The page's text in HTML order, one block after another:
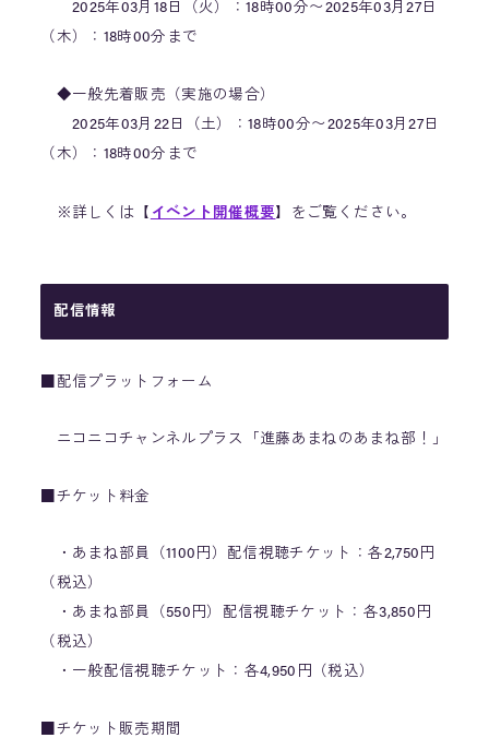
2025年03月18日（火）：18時00分〜2025年03月27日
（木）：18時00分まで
◆一般先着販売（実施の場合）
2025年03月22日（土）：18時00分〜2025年03月27日
（木）：18時00分まで
※詳しくは【 イベント開催概要】をご覧ください。
配信情報
■配信プラットフォーム
ニコニコチャンネルプラス「進藤あまねのあまね部！」
■チケット料金
・あまね部員（1100円）配信視聴チケット：各2,750円
（税込）
・あまね部員（550円）配信視聴チケット：各3,850円
（税込）
・一般配信視聴チケット：各4,950円（税込）
■チケット販売期間